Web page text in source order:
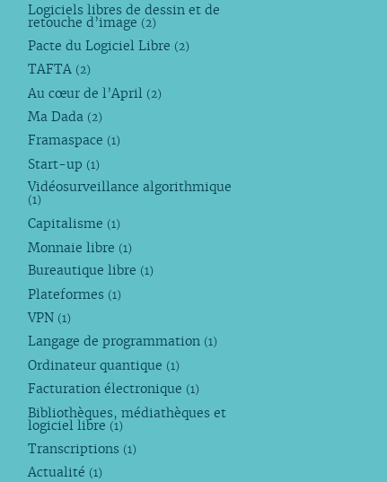
Logiciels libres de dessin et de
retouche d’image (2)
Pacte du Logiciel Libre (2)
TAFTA (2)
Au cœur de l’April (2)
Ma Dada (2)
Framaspace (1)
Start-up (1)
Vidéosurveillance algorithmique
(1)
Capitalisme (1)
Monnaie libre (1)
Bureautique libre (1)
Plateformes (1)
VPN (1)
Langage de programmation (1)
Ordinateur quantique (1)
Facturation électronique (1)
Bibliothèques, médiathèques et
logiciel libre (1)
Transcriptions (1)
Actualité (1)